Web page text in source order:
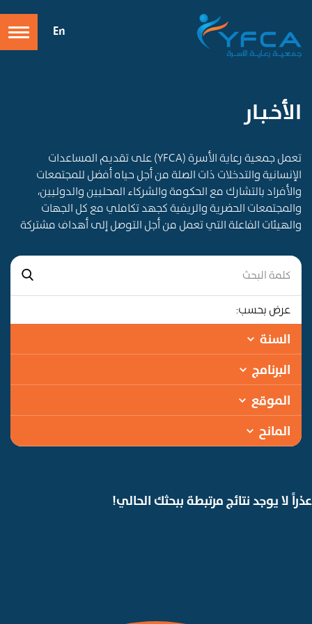
En
الأخـبـار
تعمل جمعية رعاية الأسرة (YFCA) على تقديم المساعدات
الإنسانية والتدخلات ذات الصلة من أجل حياه أفضل للمجتمعات
والأفراد بالتشارك مع الحكومة والشركاء المحليين والدوليين،
والمجتمعات الحضرية والريفية كجهد تكاملي مع كل الجهات
والهيئات الفاعلة التي تعمل من أجل التوصل إلى أهداف مشتركة
عرض بحسب:
السنة
البرنامج
الموقع
المانح
عذراً لا يوجد نتائج مرتبطة ببحثك الحالي!